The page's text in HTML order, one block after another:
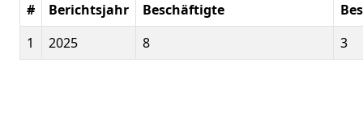
# Berichtsjahr
Beschäftigte
1
2025 8 3